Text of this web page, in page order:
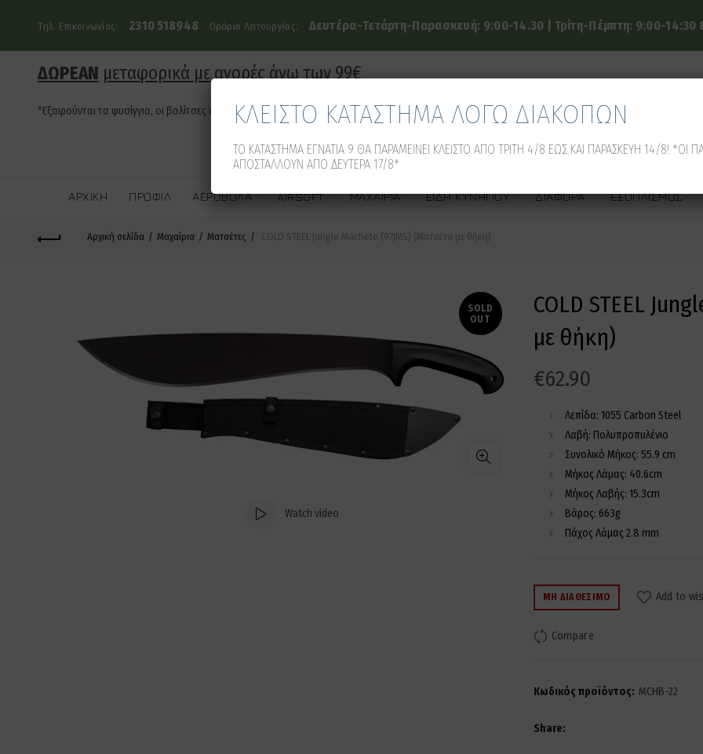
Τηλ. Επικοινωνίας: 2310 518948 Ωράριο Λειτουργίας: Δευτέρα-Τετάρτη-Παρασκευή: 9:00-14.30 | Τρίτη-Πέμπτη: 9:00-14:30
ΔΩΡΕΑΝ μεταφορικά με αγορές άνω των 99€
*Εξαιρούνται τα φυσίγγια, οι βαλίτσες όπλων και τα οπλοκιβώτια
ΑΡΧΙΚΉ ΠΡΟΦΊΛ ΑΕΡΟΒΌΛΑ AIRSOFT ΜΑΧΑΊΡΙΑ ΕΊΔΗ ΚΥΝΗΓΙΟΎ ΔΙΆΦΟΡΑ ΕΞΟΠΛΙΣΜΌΣ
Αρχική σελίδα Μαχαίρια Ματσέτες COLD STEEL Jungle Machete (97JMS) (Ματσέτα με θήκη)
SOLD
OUT
Watch video
COLD STEEL
με θήκη)
€62.90
Λεπίδα: 1055 Carbon Steel
Λαβή: Πολυπροπυλένιο
Συνολικό Μήκος: 55.9 cm
Μήκος Λάμας: 40.6cm
Μήκος Λαβής: 15.3cm
Βάρος: 663g
Πάχος Λάμας 2.8 mm
ΜΗ ΔΙΑΘΈΣΙΜΟ Add to
Compare
Κωδικός προϊόντος: MCHB-22
Share
ΚΛΕΙΣΤΟ ΚΑΤΑΣΤΗΜΑ ΛΟΓΩ ΔΙΑΚΟΠΩΝ
ΤΟ ΚΑΤΑΣΤΗΜΑ ΕΓΝΑΤΙΑ 9 ΘΑ ΠΑΡΑΜΕΙΝΕΙ ΚΛΕΙΣΤΟ ΑΠΟ ΤΡΙΤΗ 4/8 ΕΩΣ ΚΑΙ ΠΑΡΑΣΚΕΥΗ 14/8! *ΟΙ
ΑΠΟΣΤΑΛΛΟΥΝ ΑΠΟ ΔΕΥΤΕΡΑ 17/8*